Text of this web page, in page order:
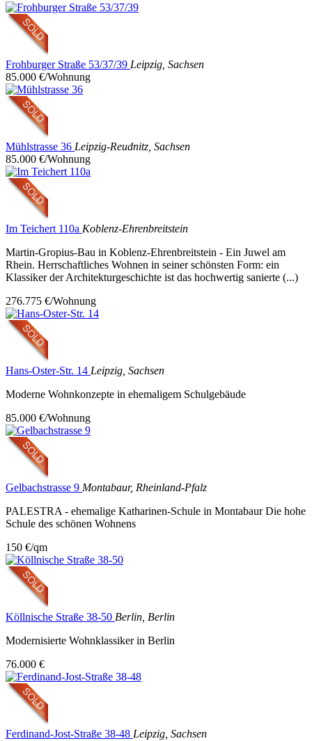
Frohburger Straße 53/37/39 Leipzig, Sachsen
85.000 €/Wohnung
Mühlstrasse 36 Leipzig-Reudnitz, Sachsen
85.000 €/Wohnung
Im Teichert 110a Koblenz-Ehrenbreitstein
Martin-Gropius-Bau in Koblenz-Ehrenbreitstein - Ein Juwel am
Rhein. Herrschaftliches Wohnen in seiner schönsten Form: ein
Klassiker der Architekturgeschichte ist das hochwertig sanierte (...)
276.775 €/Wohnung
Hans-Oster-Str. 14 Leipzig, Sachsen
Moderne Wohnkonzepte in ehemaligem Schulgebäude
85.000 €/Wohnung
Gelbachstrasse 9 Montabaur, Rheinland-Pfalz
PALESTRA - ehemalige Katharinen-Schule in Montabaur Die hohe
Schule des schönen Wohnens
150 €/qm
Köllnische Straße 38-50 Berlin, Berlin
Modernisierte Wohnklassiker in Berlin
76.000 €
Ferdinand-Jost-Straße 38-48 Leipzig, Sachsen